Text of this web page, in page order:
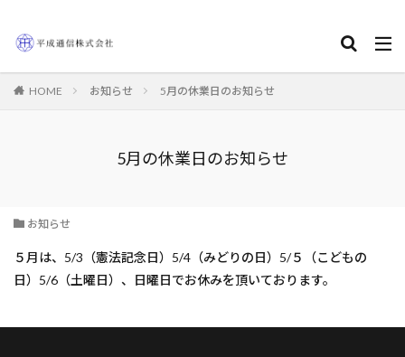
HOME お知らせ 5月の休業日のお知らせ
5月の休業日のお知らせ
お知らせ
５月は、5/3（憲法記念日）5/4（みどりの日）5/５（こどもの
日）5/6（土曜日）、日曜日でお休みを頂いております。